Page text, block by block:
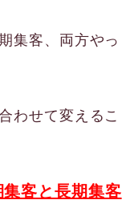
集客、両方やっ
わせて変えるこ
客と長期集客